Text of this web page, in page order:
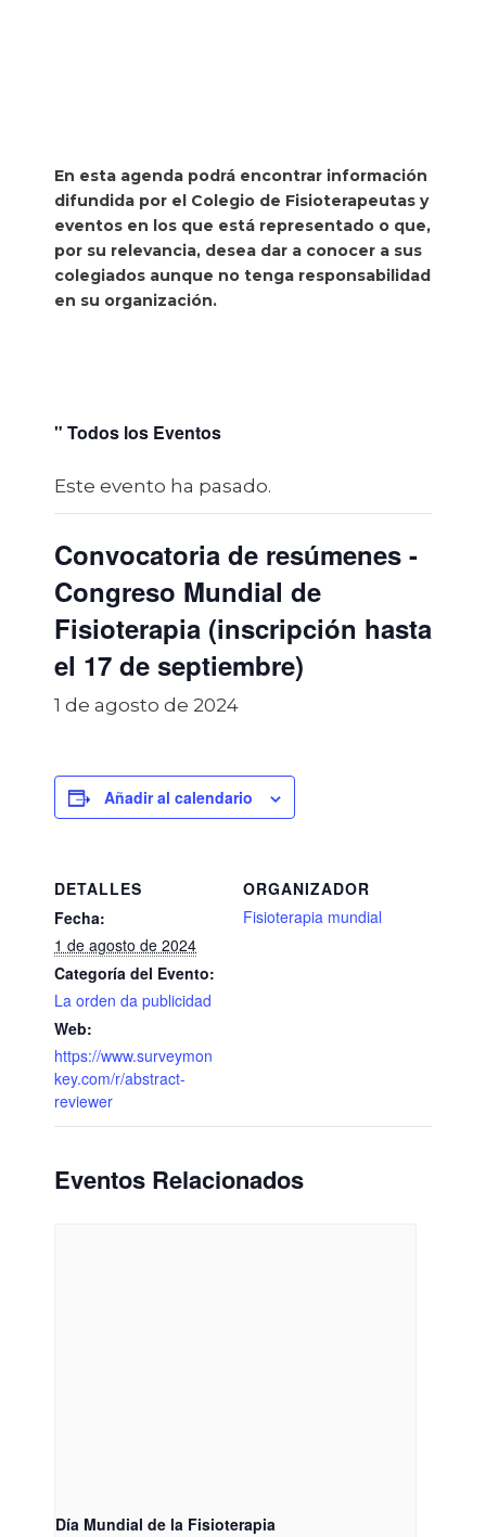
En esta agenda podrá encontrar información
difundida por el Colegio de Fisioterapeutas y
eventos en los que está representado o que,
por su relevancia, desea dar a conocer a sus
colegiados aunque no tenga responsabilidad
en su organización.
" Todos los Eventos
Este evento ha pasado.
Convocatoria de resúmenes -
Congreso Mundial de
Fisioterapia (inscripción hasta
el 17 de septiembre)
1 de agosto de 2024
Añadir al calendario
DETALLES
Fecha:
1 de agosto de 2024
Categoría del Evento:
La orden da publicidad
Web:
https://www.surveymon
key.com/r/abstract-
reviewer
ORGANIZADOR
Fisioterapia mundial
Eventos Relacionados
Día Mundial de la Fisioterapia